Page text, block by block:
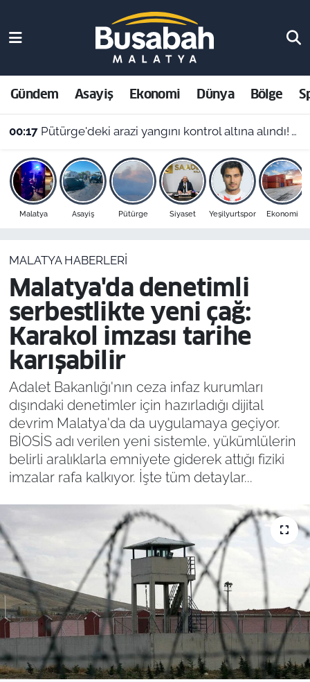
Gündem Asayiş Ekonomi Dünya Bölge
00:17 Pütürge'deki arazi yangını kontrol altına alındı! Vali Yavuz'dan çağrı
Malatya Asayiş Pütürge Siyaset Yeşilyurtspor Ekonomi
MALATYA HABERLERI
Malatya'da denetimli
serbestlikte yeni çağ:
Karakol imzası tarihe
karışabilir
Adalet Bakanlığı'nın ceza infaz kurumları
dışındaki denetimler için hazırladığı dijital
devrim Malatya'da da uygulamaya geçiyor.
BİOSİS adı verilen yeni sistemle, yükümlülerin
belirli aralıklarla emniyete giderek attığı fiziki
imzalar rafa kalkıyor. İşte tüm detaylar...
Asayiş
Ekonomi
Dünya
Bölge
Resmi İlanlar
Malatya Nöbetçi Eczaneler
Malatya Hava Durumu
Malatya Namaz Vakitleri
Malatya Trafik Yoğunluk Haritası
Süper Lig Puan Durumu ve Fikstür
Son Dakika Haberleri
Haber Arşivi